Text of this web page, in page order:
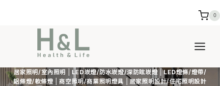
0
居家照明/室內照明 LED崁燈/防水崁燈/深防眩崁燈 |LED燈條/燈帶/
鋁條燈/軟條燈 |商空照明/商業照明燈具
居家照明設計/住宅照明設計